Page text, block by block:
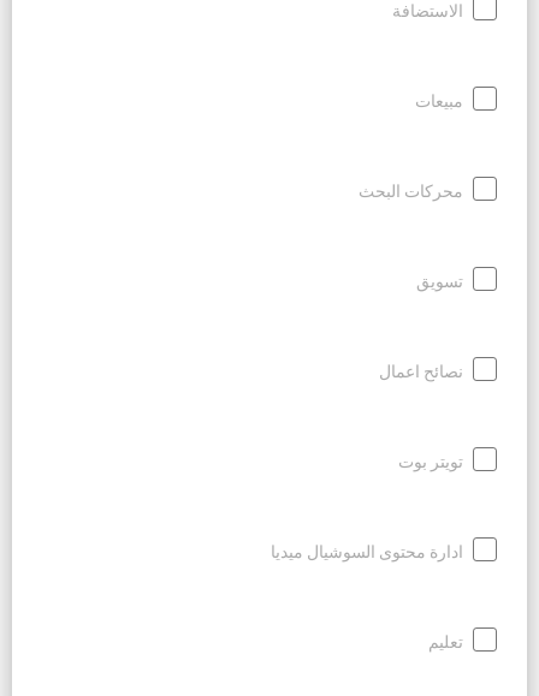
الاستضافة
مبيعات
محركات البحث
تسويق
نصائح اعمال
تويتر بوت
ادارة محتوى السوشيال ميديا
تعليم